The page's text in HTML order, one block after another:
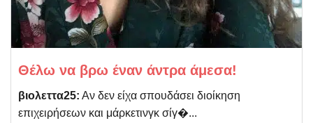
Θέλω να βρω έναν άντρα άμεσα!
βιολεττα25: Αν δεν είχα σπουδάσει διοίκηση
επιχειρήσεων και μάρκετινγκ σίγ�...